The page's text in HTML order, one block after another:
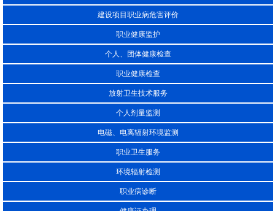
建设项目职业病危害评价
职业健康监护
个人、团体健康检查
职业健康检查
放射卫生技术服务
个人剂量监测
电磁、电离辐射环境监测
职业卫生服务
环境辐射检测
职业病诊断